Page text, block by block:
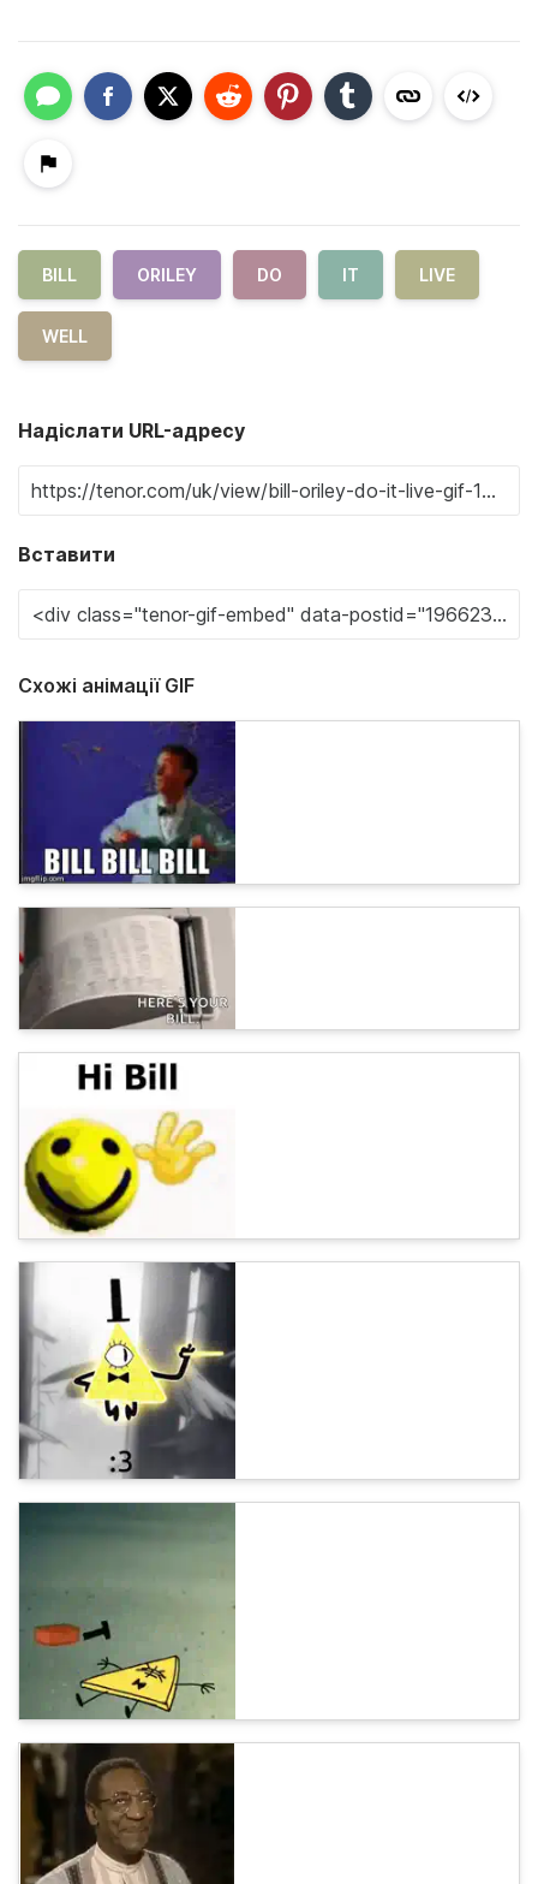
BILL ORILEY DO IT LIVE
WELL
Надіслати URL-адресу
Вставити
Схожі анімації GIF